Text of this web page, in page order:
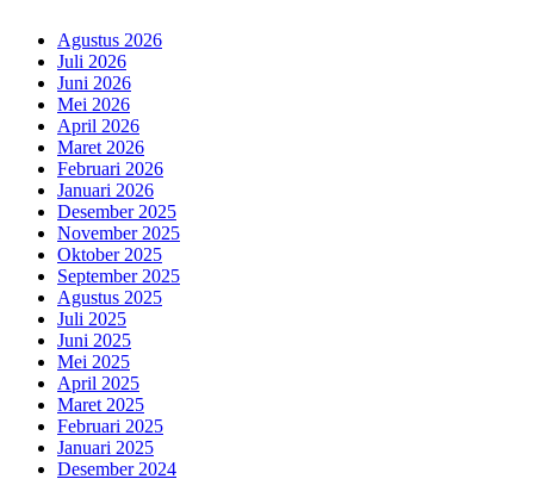
Agustus 2026
Juli 2026
Juni 2026
Mei 2026
April 2026
Maret 2026
Februari 2026
Januari 2026
Desember 2025
November 2025
Oktober 2025
September 2025
Agustus 2025
Juli 2025
Juni 2025
Mei 2025
April 2025
Maret 2025
Februari 2025
Januari 2025
Desember 2024